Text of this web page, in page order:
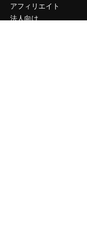
アフィリエイト
法人向け